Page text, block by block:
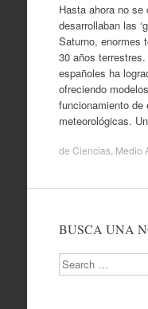
Hasta ahora no
desarrollaban las
Saturno, enormes
30 años
españoles ha
ofreciendo
funcionamiento de
meteorológicas.
de Ciencias, Medio
BUSCA UNA
Search